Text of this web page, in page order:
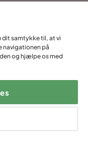
lav
Op til 20 års
garanti
dit samtykke til, at vi
navigationen på
og hjælpe os med